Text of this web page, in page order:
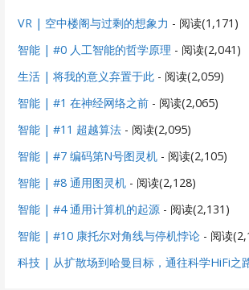
VR | 空中楼阁与过剩的想象力 - 阅读(1,171)
智能 | #0 人工智能的哲学原理 - 阅读(2,041)
生活 | 将我的意义弃置于此 - 阅读(2,059)
智能 | #1 在神经网络之前 - 阅读(2,065)
智能 | #11 超越算法 - 阅读(2,095)
智能 | #7 编码第N号图灵机 - 阅读(2,105)
智能 | #8 通用图灵机 - 阅读(2,128)
智能 | #4 通用计算机的起源 - 阅读(2,131)
智能 | #10 康托尔对角线与停机悖论 - 阅读
科技 | 从扩散场到哈曼目标，通往科学HiFi之